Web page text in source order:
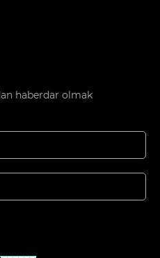
haberdar olmak